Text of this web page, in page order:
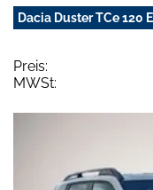
Dacia Duster TCe 120
Preis:
MWSt: